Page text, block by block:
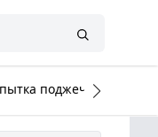
поджечь Белый